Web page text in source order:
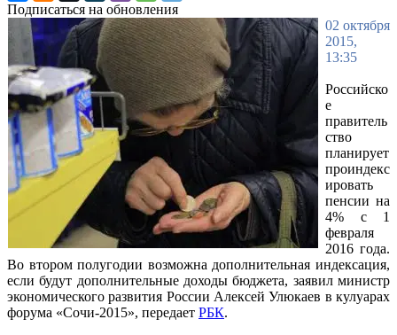
Подписаться на обновления
02 октября
2015,
13:35
Российско
е
правитель
ство
планирует
проиндекс
ировать
пенсии на
4% с 1
февраля
2016 года.
Во втором полугодии возможна дополнительная индексация,
если будут дополнительные доходы бюджета, заявил министр
экономического развития России Алексей Улюкаев в кулуарах
форума «Сочи-2015», передает РБК.